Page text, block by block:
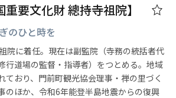
要文化財 總持寺祖院】
のひと時を
院に着任。現在は副監院（寺務の統括者代
行道場の監督・指導者）をつとめる。地域
ており、門前町観光協会理事・禅の里づく
のほか、令和6年能登半島地震からの復興